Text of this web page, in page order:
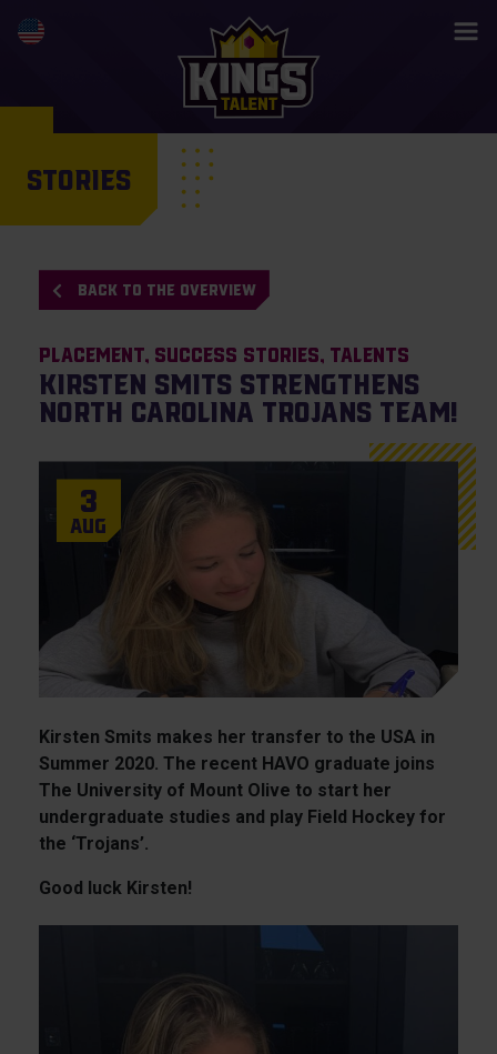
STORIES
BACK TO THE OVERVIEW
Placement Success Stories Talents
Kirsten Smits strengthens
North Carolina Trojans team!
3
Aug
Kirsten Smits makes her transfer to the USA in
Summer 2020. The recent HAVO graduate joins
The University of Mount Olive to start her
undergraduate studies and play Field Hockey for
the ‘Trojans’.
Good luck Kirsten!